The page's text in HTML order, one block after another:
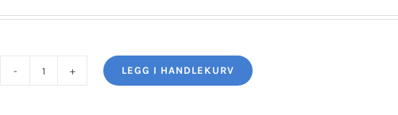
LEGG I HANDLEKURV